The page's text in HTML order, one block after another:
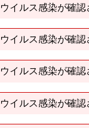
イルス感染が確認
イルス感染が確認
イルス感染が確認
イルス感染が確認